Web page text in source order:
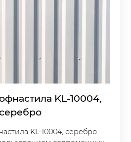
KL-10004,
KL-10004, серебро